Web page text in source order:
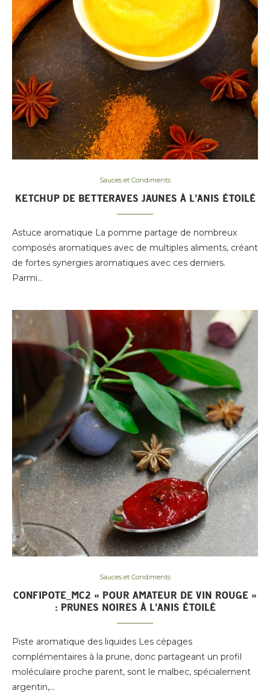
Sauces et Condiments
KETCHUP DE BETTERAVES JAUNES À L’ANIS ÉTOILÉ
Astuce aromatique La pomme partage de nombreux
composés aromatiques avec de multiples aliments, créant
de fortes synergies aromatiques avec ces derniers.
Parmi…
Sauces et Condiments
CONFIPOTE_MC2 « POUR AMATEUR DE VIN ROUGE »
: PRUNES NOIRES À L’ANIS ÉTOILÉ
Piste aromatique des liquides Les cépages
complémentaires à la prune, donc partageant un profil
moléculaire proche parent, sont le malbec, spécialement
argentin,…